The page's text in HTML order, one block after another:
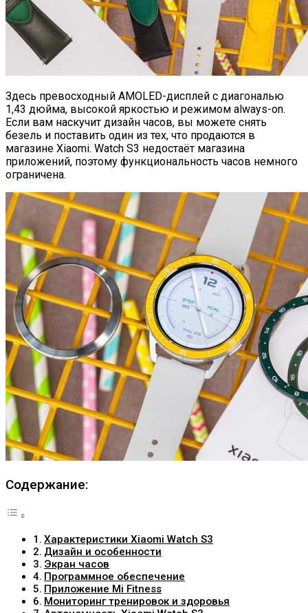
Здесь превосходный AMOLED-дисплей с диагональю
1,43 дюйма, высокой яркостью и режимом always-on.
Если вам наскучит дизайн часов, вы можете снять
безель и поставить один из тех, что продаются в
магазине Xiaomi. Watch S3 недостаёт магазина
приложений, поэтому функциональность часов немного
ограничена.
Содержание:
Характеристики Xiaomi Watch S3
Дизайн и особенности
Экран часов
Программное обеспечение
Приложение Mi Fitness
Мониторинг тренировок и здоровья